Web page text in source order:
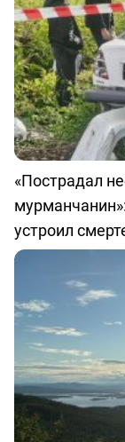
«Пострадал
устроил